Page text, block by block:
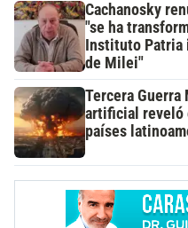
Cachanosky
"se ha
Instituto
de Milei"
Tercera
artificial reveló
países